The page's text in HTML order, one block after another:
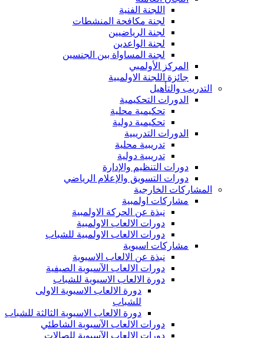
اللجنة الفنية
لجنة مكافحة المنشطات
لجنة الرياضيين
لجنة الواعدين
لجنة المساواة بين الجنسين
المركز الأولمبي
جائزة اللجنة الاولمبية
التدريب والتأهيل
الدورات التحكيمية
تحكيمية محلية
تحكيمية دولية
الدورات التدريبية
تدريبية محلية
تدريبية دولية
دورات التنظيم والإدارة
دورات التسويق والإعلام الرياضي
المشاركات الخارجية
مشاركات اولمبية
نبذة عن الحركة الاولمبية
دورات الالعاب الاولمبية
دورات الالعاب الاولمبية للشباب
مشاركات اسيوية
نبذة عن الالعاب الاسيوية
دورات الالعاب الآسيوية الصيفية
دورة الالعاب الاسيوية للشباب
دورة الالعاب الاسيوية الاولى
للشباب
دورة الالعاب الاسيوية الثالثة للشباب
دورات الالعاب الآسيوية الشاطئي
دورات الالعاب الآسيوية للصالات